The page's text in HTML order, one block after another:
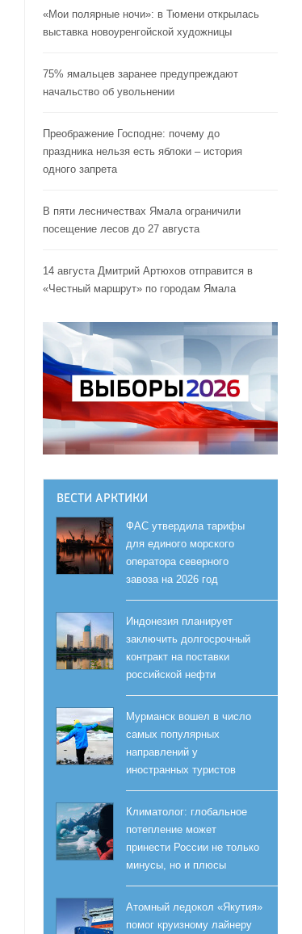
«Мои полярные ночи»: в Тюмени открылась
выставка новоуренгойской художницы
75% ямальцев заранее предупреждают
начальство об увольнении
Преображение Господне: почему до
праздника нельзя есть яблоки – история
одного запрета
В пяти лесничествах Ямала ограничили
посещение лесов до 27 августа
14 августа Дмитрий Артюхов отправится в
«Честный маршрут» по городам Ямала
ВЕСТИ АРКТИКИ
ФАС утвердила тарифы
для единого морского
оператора северного
завоза на 2026 год
Индонезия планирует
заключить долгосрочный
контракт на поставки
российской нефти
Мурманск вошел в число
самых популярных
направлений у
иностранных туристов
Климатолог: глобальное
потепление может
принести России не только
минусы, но и плюсы
Атомный ледокол «Якутия»
помог круизному лайнеру